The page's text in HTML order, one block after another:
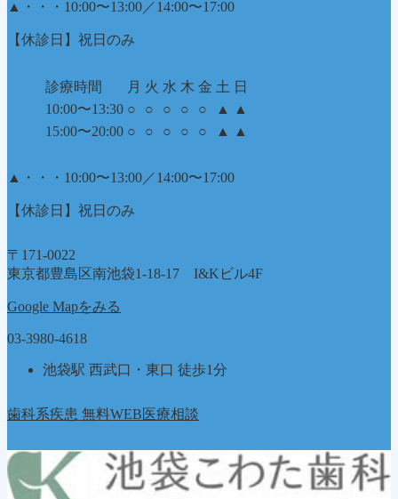
▲ ・・・10:00〜13:00／14:00〜17:00
【休診日】祝日のみ
診療時間 月 火 水 木 金 土 日
10:00〜13:30 ○ ○ ○ ○ ○ ▲
▲
15:00〜20:00 ○ ○ ○ ○ ○ ▲ ▲
▲ ・・・10:00〜13:00／14:00〜17:00
【休診日】祝日のみ
〒171-0022
東京都豊島区南池袋1-18-17 I&Kビル4F
Google Mapをみる
03-3980-4618
池袋駅 西武口・東口 徒歩1分
歯科系疾患 無料WEB医療相談